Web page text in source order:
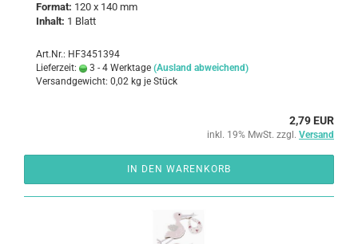
For­mat: 120 x 140 mm
In­halt: 1 Blatt
Art.Nr.: HF3451394
Lieferzeit:
3 - 4 Werktage (Ausland abweichend)
Versandgewicht: 0,02 kg je Stück
2,79 EUR
inkl. 19% MwSt. zzgl. Versand
IN DEN WARENKORB